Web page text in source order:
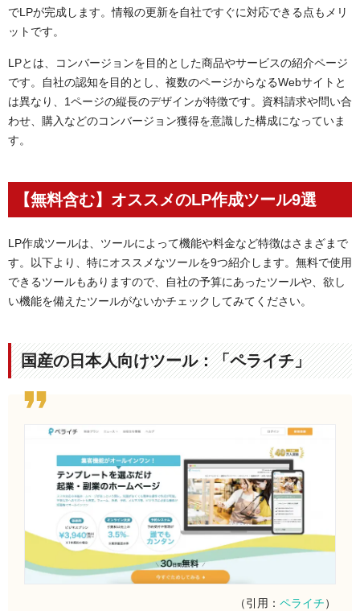
でLPが完成します。情報の更新を自社ですぐに対応できる点もメリ
ットです。
LPとは、コンバージョンを目的とした商品やサービスの紹介ページ
です。自社の認知を目的とし、複数のページからなるWebサイトと
は異なり、1ページの縦長のデザインが特徴です。資料請求や問い合
わせ、購入などのコンバージョン獲得を意識した構成になっていま
す。
【無料含む】オススメのLP作成ツール9選
LP作成ツールは、ツールによって機能や料金など特徴はさまざまで
す。以下より、特にオススメなツールを9つ紹介します。無料で使用
できるツールもありますので、自社の予算にあったツールや、欲し
い機能を備えたツールがないかチェックしてみてください。
国産の日本人向けツール：「ペライチ」
（引用：ペライチ）